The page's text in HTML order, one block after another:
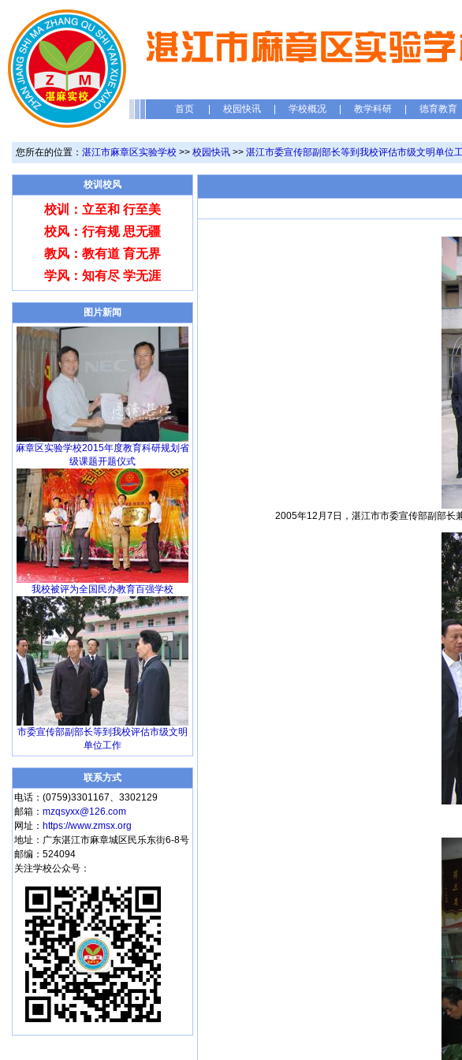
首页 校园快讯 学校概况 教学科研 德育教育
您所在的位置： 湛江市麻章区实验学校 >> 校园快讯 >> 湛江市委宣传部副部长等到我校评估市级文明单位
校训校风
校训：立至和 行至美
校风：行有规 思无疆
教风：教有道 育无界
学风：知有尽 学无涯
图片新闻
麻章区实验学校2015年度教育科研规划省
级课题开题仪式
我校被评为全国民办教育百强学校
市委宣传部副部长等到我校评估市级文明
单位工作
联系方式
电话：(0759)3301167、3302129
邮箱： mzqsyxx@126.com
网址： https://www.zmsx.org
地址：广东湛江市麻章城区民乐东街6-8号
邮编：524094
关注学校公众号：
2005年12月7日，湛江市市委宣传部副部长